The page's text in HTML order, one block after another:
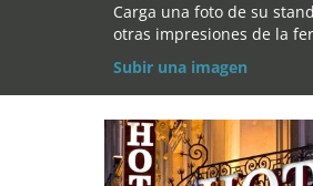
Carga una foto de su
otras impresiones de la
Subir una imagen